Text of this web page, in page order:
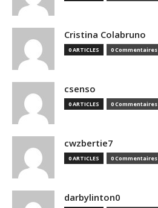
Cristina Colabruno
0 ARTICLES 0 Commentaires
csenso
0 ARTICLES 0 Commentaires
cwzbertie7
0 ARTICLES 0 Commentaires
darbylinton0